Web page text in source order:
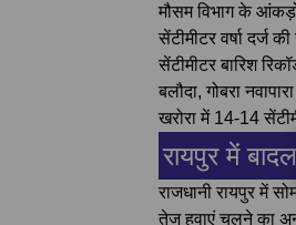
मौसम विभाग के
सेंटीमीटर वर्षा दर्ज
सेंटीमीटर बारिश
बलौदा, गोबरा
खरोरा में 14-14
रायपुर में
राजधानी रायपुर में
तेज हवाएं चलने का